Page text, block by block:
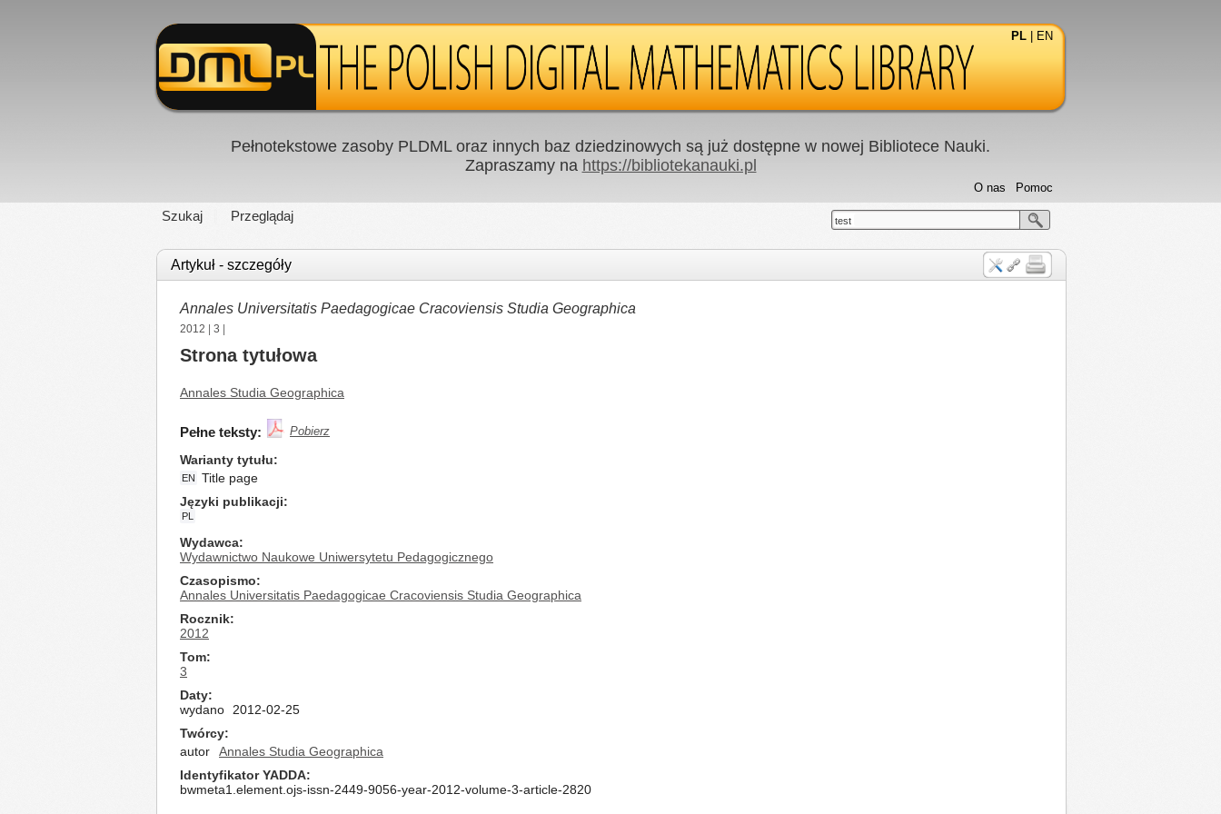
PL EN
Pełnotekstowe zasoby PLDML oraz innych baz dziedzinowych są już dostępne w nowej Bibliotece Nauki.
Zapraszamy na https://bibliotekanauki.pl
Szukaj Przeglądaj
Pomoc
O nas
test
Artykuł - szczegóły
Annales Universitatis Paedagogicae Cracoviensis Studia Geographica
2012 3
Strona tytułowa
Annales Studia Geographica
Pełne teksty: Pobierz
Warianty tytułu
EN
Title page
Języki publikacji
PL
Wydawca
Wydawnictwo Naukowe Uniwersytetu Pedagogicznego
Czasopismo
Annales Universitatis Paedagogicae Cracoviensis Studia Geographica
Rocznik
2012
Tom
3
Daty
wydano
2012-02-25
Twórcy
autor
Annales Studia Geographica
Identyfikator YADDA
bwmeta1.element.ojs-issn-2449-9056-year-2012-volume-3-article-2820